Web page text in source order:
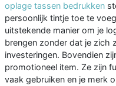
oplage tassen bedrukken
persoonlijk tintje toe te
uitstekende manier om je
brengen zonder dat je zich
investeringen. Bovendien
promotioneel item. Ze zijn
vaak gebruiken en je merk